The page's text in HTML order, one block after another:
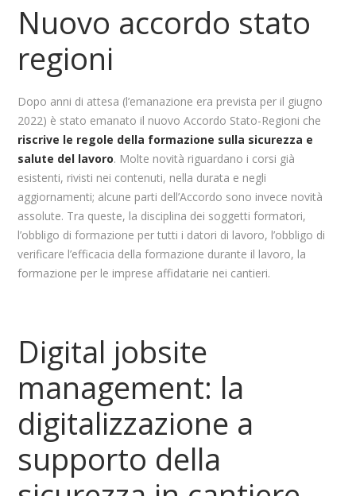
Nuovo accordo stato
regioni
Dopo anni di attesa (l’emanazione era prevista per il giugno
2022) è stato emanato il nuovo Accordo Stato-Regioni che
riscrive le regole della formazione sulla sicurezza e
salute del lavoro. Molte novità riguardano i corsi già
esistenti, rivisti nei contenuti, nella durata e negli
aggiornamenti; alcune parti dell’Accordo sono invece novità
assolute. Tra queste, la disciplina dei soggetti formatori,
l’obbligo di formazione per tutti i datori di lavoro, l’obbligo di
verificare l’efficacia della formazione durante il lavoro, la
formazione per le imprese affidatarie nei cantieri.
Digital jobsite
management: la
digitalizzazione a
supporto della